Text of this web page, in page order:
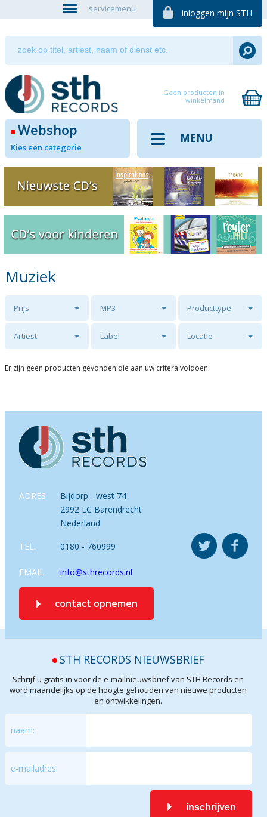
servicemenu inloggen mijn STH
Geen producten in
winkelmand
Webshop
Kies een categorie
MENU
Muziek
Prijs MP3 Producttype
Artiest Label Locatie
Er zijn geen producten gevonden die aan uw critera voldoen.
ADRES
Bijdorp - west 74
2992 LC Barendrecht
Nederland
TEL. 0180 - 760999
EMAIL info@sthrecords.nl
contact opnemen
STH RECORDS NIEUWSBRIEF
Schrijf u gratis in voor de e-mailnieuwsbrief van STH Records en
word maandelijks op de hoogte gehouden van nieuwe producten
en ontwikkelingen.
naam:
e-mailadres:
inschrijven